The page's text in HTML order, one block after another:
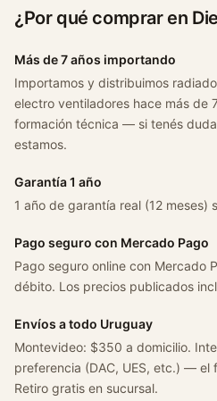
¿Por qué comprar en
Más de 7 años importando
Importamos y distribuimos
electro ventiladores hace más de
formación técnica — si tenés
estamos.
Garantía 1 año
1 año de garantía real (12 meses)
Pago seguro con Mercado Pago
Pago seguro online con Mercado
débito. Los precios publicados
Envíos a todo Uruguay
Montevideo: $350 a domicilio.
preferencia (DAC, UES, etc.) — el
Retiro gratis en sucursal.